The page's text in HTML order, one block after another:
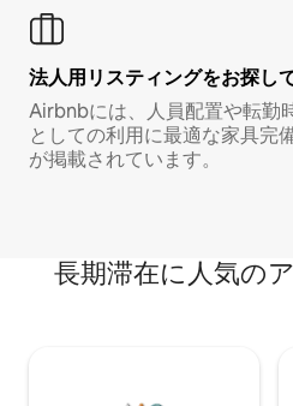
法人用リスティングをお探し
Airbnbには、人員配置や転勤
としての利用に最適な家具完
が掲載されています。
長期滞在に人気の